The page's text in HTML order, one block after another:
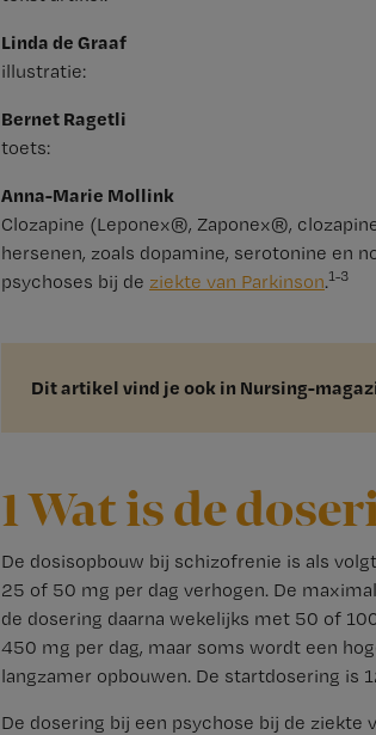
Linda de Graaf
illustratie:
Bernet Ragetli
toets:
Anna-Marie Mollink
Clozapine (Leponex®, Zaponex®,
hersenen, zoals dopamine, serotonine en
psychoses bij de ziekte van Parkinson.1-3
Dit artikel vind je ook in Nursing-
1 Wat is de
De dosisopbouw bij schizofrenie is als
25 of 50 mg per dag verhogen. De
de dosering daarna wekelijks met 50 of
450 mg per dag, maar soms wordt een
langzamer opbouwen. De startdosering is
De dosering bij een psychose bij de ziekte